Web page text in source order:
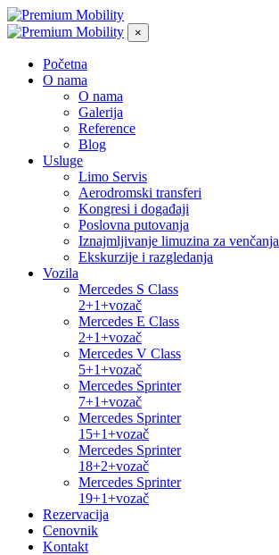
×
Početna
O nama
O nama
Galerija
Reference
Blog
Usluge
Limo Servis
Aerodromski transferi
Kongresi i događaji
Poslovna putovanja
Iznajmljivanje limuzina za venčanja
Ekskurzije i razgledanja
Vozila
Mercedes S Class
2+1+vozač
Mercedes E Class
2+1+vozač
Mercedes V Class
5+1+vozač
Mercedes Sprinter
7+1+vozač
Mercedes Sprinter
15+1+vozač
Mercedes Sprinter
18+2+vozač
Mercedes Sprinter
19+1+vozač
Rezervacija
Cenovnik
Kontakt